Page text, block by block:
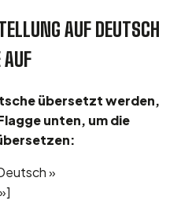
AUF DEUTSCH
AUF
übersetzt werden,
unten, um die
»